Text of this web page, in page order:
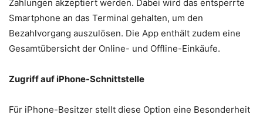
Zahlungen akzeptiert werden. Dabei wird das entsperrte
Smartphone an das Terminal gehalten, um den
Bezahlvorgang auszulösen. Die App enthält zudem eine
Gesamtübersicht der Online- und Offline-Einkäufe.
Zugriff auf iPhone-Schnittstelle
Für iPhone-Besitzer stellt diese Option eine Besonderheit